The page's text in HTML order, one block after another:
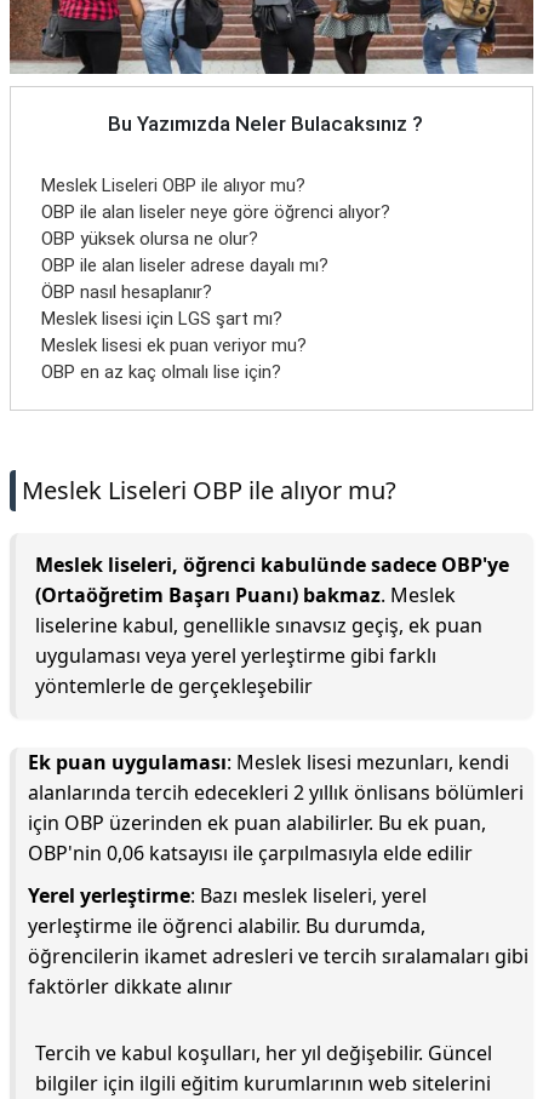
Bu Yazımızda Neler Bulacaksınız ?
Meslek Liseleri OBP ile alıyor mu?
OBP ile alan liseler neye göre öğrenci alıyor?
OBP yüksek olursa ne olur?
OBP ile alan liseler adrese dayalı mı?
ÖBP nasıl hesaplanır?
Meslek lisesi için LGS şart mı?
Meslek lisesi ek puan veriyor mu?
OBP en az kaç olmalı lise için?
Meslek Liseleri OBP ile alıyor mu?
Meslek liseleri, öğrenci kabulünde sadece OBP'ye
(Ortaöğretim Başarı Puanı) bakmaz. Meslek
liselerine kabul, genellikle sınavsız geçiş, ek puan
uygulaması veya yerel yerleştirme gibi farklı
yöntemlerle de gerçekleşebilir
Ek puan uygulaması: Meslek lisesi mezunları, kendi
alanlarında tercih edecekleri 2 yıllık önlisans bölümleri
için OBP üzerinden ek puan alabilirler. Bu ek puan,
OBP'nin 0,06 katsayısı ile çarpılmasıyla elde edilir
Yerel yerleştirme: Bazı meslek liseleri, yerel
yerleştirme ile öğrenci alabilir. Bu durumda,
öğrencilerin ikamet adresleri ve tercih sıralamaları gibi
faktörler dikkate alınır
Tercih ve kabul koşulları, her yıl değişebilir. Güncel
bilgiler için ilgili eğitim kurumlarının web sitelerini